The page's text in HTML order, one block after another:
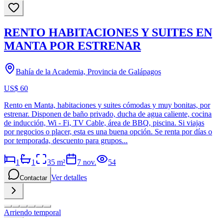
RENTO HABITACIONES Y SUITES EN
MANTA POR ESTRENAR
Bahía de la Academia, Provincia de Galápagos
US$ 60
Rento en Manta, habitaciones y suites cómodas y muy bonitas, por
estrenar. Disponen de baño privado, ducha de agua caliente, cocina
de inducción, Wi - Fi, TV Cable, área de BBQ, piscina. Si viajas
por negocios o placer, esta es una buena opción. Se renta por días o
por temporada, descuento para grupos...
1 1 35 m² 7 nov. 54
Contactar Ver detalles
Arriendo temporal